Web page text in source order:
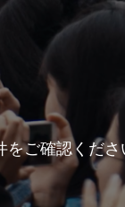
をご確認くださ